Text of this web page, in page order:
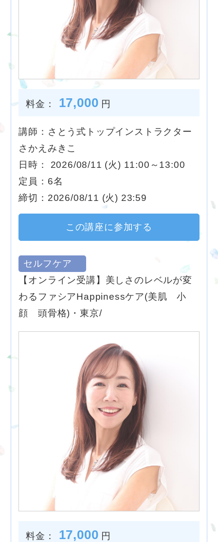
料金： 17,000 円
講師：さとう式トップインストラクター
さかえみきこ
日時： 2026/08/11 (火) 11:00～13:00
定員：6名
締切：2026/08/11 (火) 23:59
この講座に参加する
セルフケア
【オンライン受講】美しさのレベルが変
わるファシアHappinessケア(美肌 小
顔 頭骨格)・東京/
料金： 17,000 円